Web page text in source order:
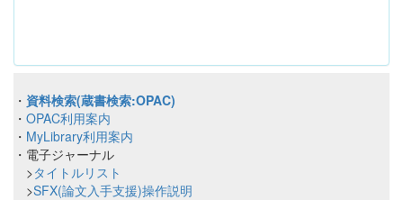
・ 資料検索(蔵書検索:OPAC)
・ OPAC利用案内
・ MyLibrary利用案内
・電子ジャーナル
>タイトルリスト
>SFX(論文入手支援)操作説明